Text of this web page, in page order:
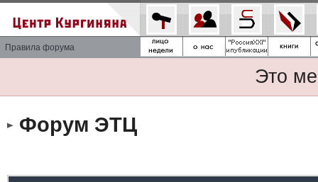
Правила форума
Это
Форум ЭТЦ